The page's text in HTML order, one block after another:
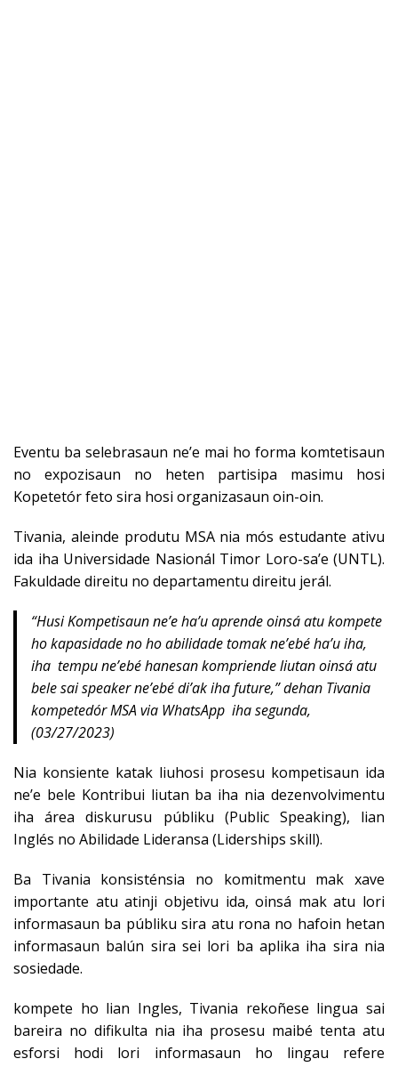
Eventu ba selebrasaun ne’e mai ho forma komtetisaun
no expozisaun no heten partisipa masimu hosi
Kopetetór feto sira hosi organizasaun oin-oin.
Tivania, aleinde produtu MSA nia mós estudante ativu
ida iha Universidade Nasionál Timor Loro-sa’e (UNTL).
Fakuldade direitu no departamentu direitu jerál.
“Husi Kompetisaun ne’e ha’u aprende oinsá atu kompete
ho kapasidade no ho abilidade tomak ne’ebé ha’u iha,
iha tempu ne’ebé hanesan kompriende liutan oinsá atu
bele sai speaker ne’ebé di’ak iha future,” dehan Tivania
kompetedór MSA via WhatsApp iha segunda,
(03/27/2023)
Nia konsiente katak liuhosi prosesu kompetisaun ida
ne’e bele Kontribui liutan ba iha nia dezenvolvimentu
iha área diskurusu públiku (Public Speaking), lian
Inglés no Abilidade Lideransa (Liderships skill).
Ba Tivania konsisténsia no komitmentu mak xave
importante atu atinji objetivu ida, oinsá mak atu lori
informasaun ba públiku sira atu rona no hafoin hetan
informasaun balún sira sei lori ba aplika iha sira nia
sosiedade.
kompete ho lian Ingles, Tivania rekoñese lingua sai
bareira no difikulta nia iha prosesu maibé tenta atu
esforsi hodi lori informasaun ho lingau refere